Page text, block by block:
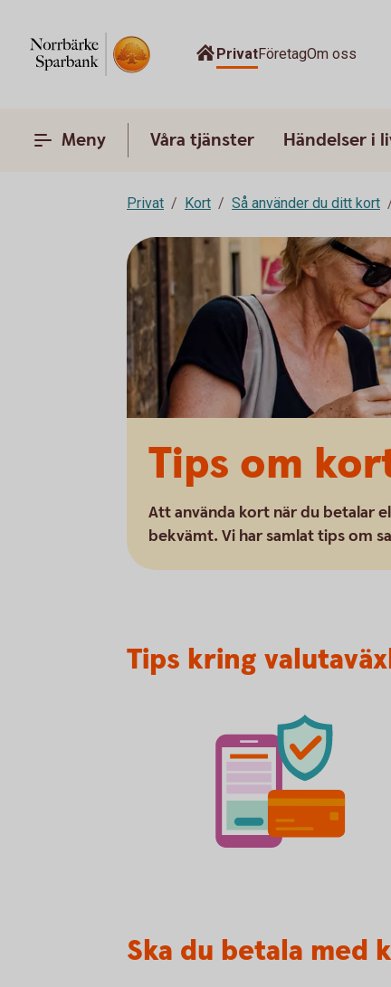
PrivatFöretagOm oss
Meny Våra tjänster Händelser i
Privat Kort Så använder du ditt kort
Tips om
Att använda kort när du betalar
bekvämt. Vi har samlat tips om
Tips kring
Ska du betala med